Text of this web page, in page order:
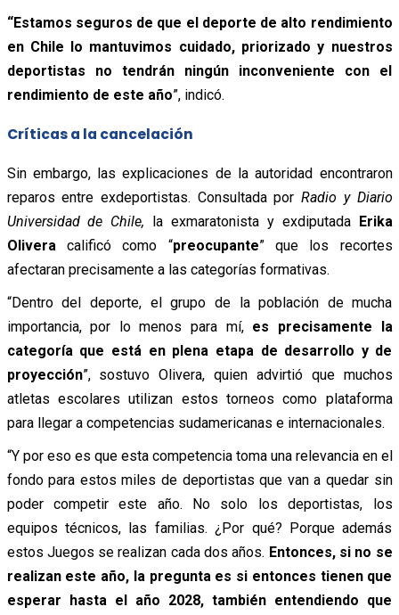
“Estamos seguros de que el deporte de alto rendimiento
en Chile lo mantuvimos cuidado, priorizado y nuestros
deportistas no tendrán ningún inconveniente con el
rendimiento de este año”, indicó.
Críticas a la cancelación
Sin embargo, las explicaciones de la autoridad encontraron
reparos entre exdeportistas. Consultada porRadio y Diario
Universidad de Chile, la exmaratonista y exdiputada
Erika
Oliveracalificó como “preocupante” que los recortes
afectaran precisamente a las categorías formativas.
“Dentro del deporte, el grupo de la población de mucha
importancia, por lo menos para mí, es precisamente la
categoría que está en plena etapa de desarrollo y de
proyección”, sostuvo Olivera, quien advirtió que muchos
atletas escolares utilizan estos torneos como plataforma
para llegar a competencias sudamericanas e internacionales.
“Y por eso es que esta competencia toma una relevancia en el
fondo para estos miles de deportistas que van a quedar sin
poder competir este año. No solo los deportistas, los
equipos técnicos, las familias. ¿Por qué? Porque además
estos Juegos se realizan cada dos años. Entonces, si no se
realizan este año, la pregunta es si entonces tienen que
esperar hasta el año 2028, también entendiendo que